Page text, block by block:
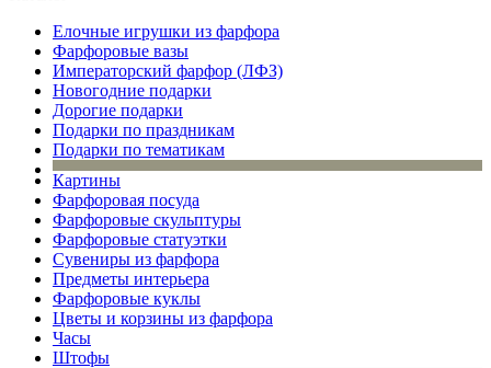
Елочные игрушки из фарфора
Фарфоровые вазы
Императорский фарфор (ЛФЗ)
Новогодние подарки
Дорогие подарки
Подарки по праздникам
Подарки по тематикам
Картины
Фарфоровая посуда
Фарфоровые скульптуры
Фарфоровые статуэтки
Сувениры из фарфора
Предметы интерьера
Фарфоровые куклы
Цветы и корзины из фарфора
Часы
Штофы